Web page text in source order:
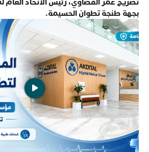
تصريح عمر القضاوي، رئيس الاتحاد العام
بجهة طنجة تطوان الحسيمة.